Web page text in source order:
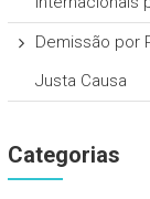
Demissão por
Justa Causa
Categorias